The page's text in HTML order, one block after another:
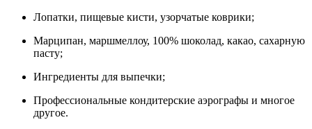
Лопатки, пищевые кисти, узорчатые коврики;
Марципан, маршмеллоу, 100% шоколад, какао, сахарную
пасту;
Ингредиенты для выпечки;
Профессиональные кондитерские аэрографы и многое
другое.